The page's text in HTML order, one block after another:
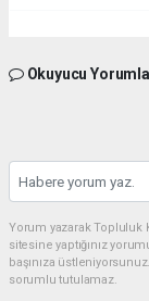
Okuyucu
Yorum yazarak Topluluk
sitesine yaptığınız
başınıza
sorumlu tutulamaz.